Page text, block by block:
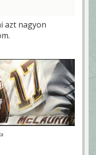
azt nagyon